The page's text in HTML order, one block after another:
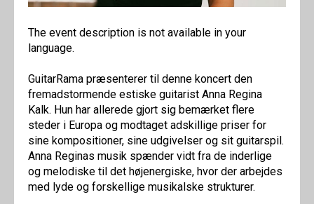
The event description is not available in your
language.
GuitarRama præsenterer til denne koncert den
fremadstormende estiske guitarist Anna Regina
Kalk. Hun har allerede gjort sig bemærket flere
steder i Europa og modtaget adskillige priser for
sine kompositioner, sine udgivelser og sit guitarspil.
Anna Reginas musik spænder vidt fra de inderlige
og melodiske til det højenergiske, hvor der arbejdes
med lyde og forskellige musikalske strukturer.